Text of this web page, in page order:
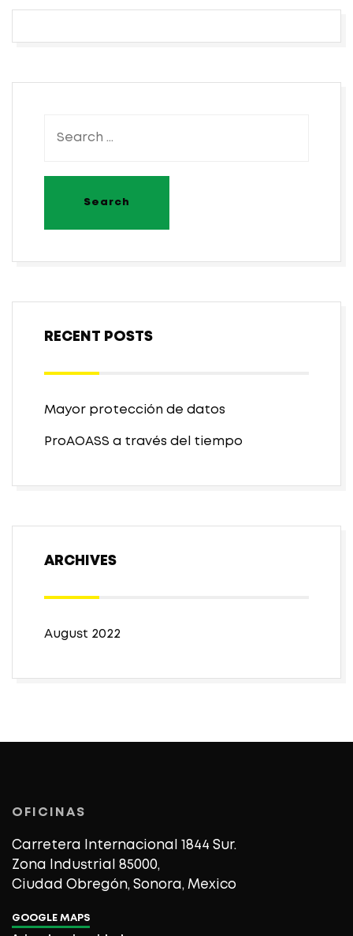
RECENT POSTS
Mayor protección de datos
ProAOASS a través del tiempo
ARCHIVES
August 2022
OFICINAS
Carretera Internacional 1844 Sur.
Zona Industrial 85000,
Ciudad Obregón, Sonora, Mexico
GOOGLE MAPS